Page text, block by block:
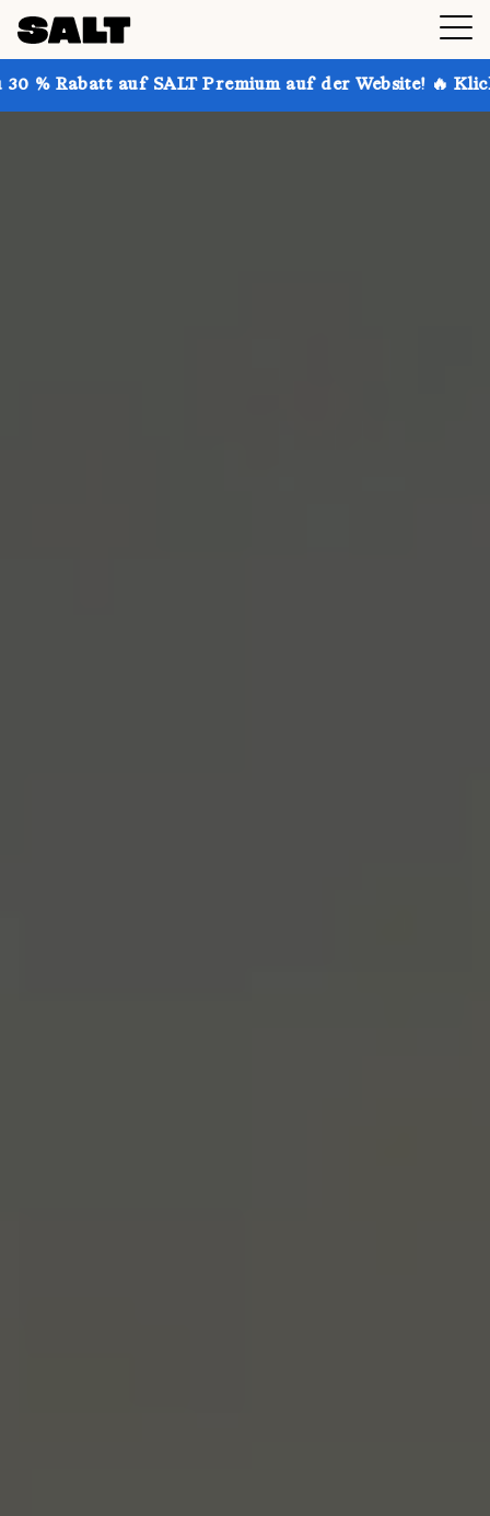
SALT Premium auf der Website! 🔥 Klick hier, um